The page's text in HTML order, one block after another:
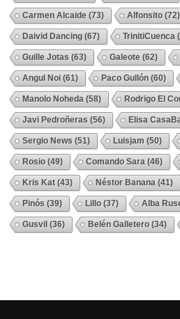
Carmen Alcaide (73) Alfonsito (72)
Daivid Dancing (67) TrinitiCuenca
Guille Jotas (63) Galeote (62)
Angul Noi (61) Paco Gullón (60)
Manolo Noheda (58) Rodrigo El
Javi Pedroñeras (56) Elisa
Sergio News (51) Luisjam (50)
Rosio (49) Comando Sara (46)
Kris Kat (43) Néstor Banana (41)
Pinós (39) Lillo (37) Alba
Gusvil (36) Belén Galletero (34)